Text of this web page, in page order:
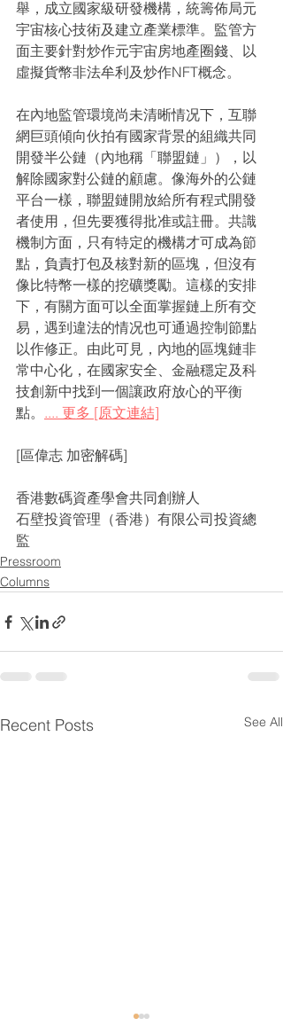
舉，成立國家級研發機構，統籌佈局元
宇宙核心技術及建立產業標準。監管方
面主要針對炒作元宇宙房地產圈錢、以
虛擬貨幣非法牟利及炒作NFT概念。
在內地監管環境尚未清晰情况下，互聯
網巨頭傾向伙拍有國家背景的組織共同
開發半公鏈（內地稱「聯盟鏈」），以
解除國家對公鏈的顧慮。像海外的公鏈
平台一樣，聯盟鏈開放給所有程式開發
者使用，但先要獲得批准或註冊。共識
機制方面，只有特定的機構才可成為節
點，負責打包及核對新的區塊，但沒有
像比特幣一樣的挖礦獎勵。這樣的安排
下，有關方面可以全面掌握鏈上所有交
易，遇到違法的情况也可通過控制節點
以作修正。由此可見，內地的區塊鏈非
常中心化，在國家安全、金融穩定及科
技創新中找到一個讓政府放心的平衡
點。 .... 更多 [原文連結]
[區偉志 加密解碼]
香港數碼資產學會共同創辦人
石壁投資管理（香港）有限公司投資總
監
Pressroom
Columns
Recent Posts See All